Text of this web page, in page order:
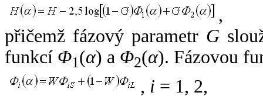
,
přičemž fázový parametr G
funkcí Φ1(α) a Φ2(α). Fázovou
, i = 1, 2,